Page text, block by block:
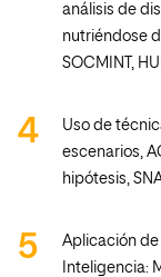
análisis de
nutriéndose
SOCMINT,
Uso de
escenarios,
hipótesis,
Aplicación
Inteligencia: